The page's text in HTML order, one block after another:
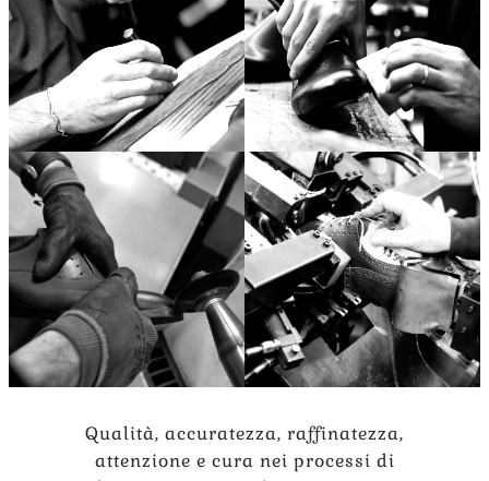
Qualità, accuratezza, raffinatezza,
attenzione e cura nei processi di